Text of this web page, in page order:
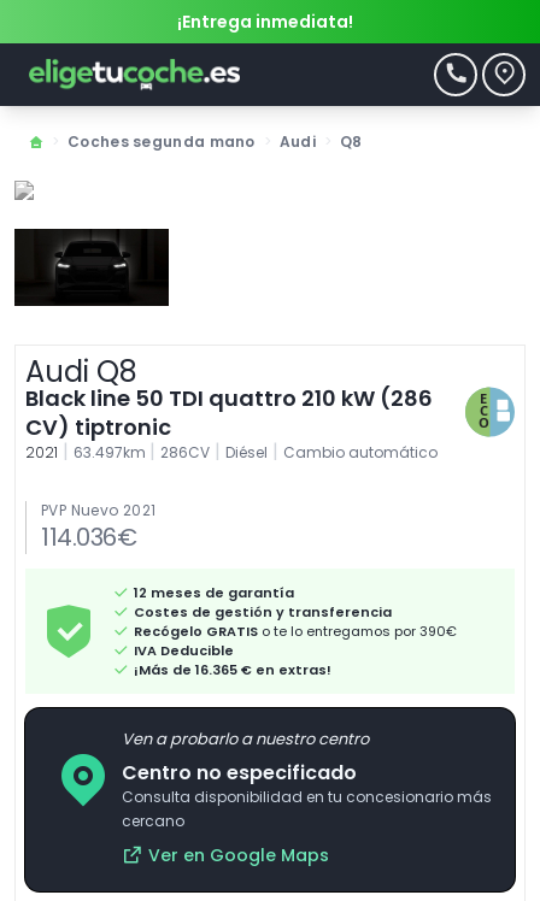
¡Entrega inmediata!
Coches segunda mano Audi Q8
Audi Q8
Black line 50 TDI quattro 210 kW (286
CV) tiptronic
2021 | 63.497km | 286CV | Diésel | Cambio automático
PVP Nuevo 2021
114.036€
12 meses de garantía
Costes de gestión y transferencia
Recógelo GRATIS o te lo entregamos por 390€
IVA Deducible
¡Más de 16.365 € en extras!
Ven a probarlo a nuestro centro
Centro no especificado
Consulta disponibilidad en tu concesionario más
cercano
Ver en Google Maps